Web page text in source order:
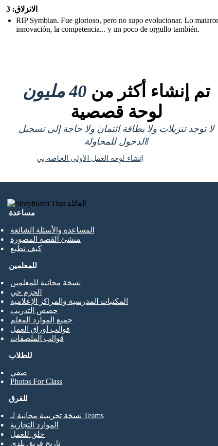
الانزلاق: 3
RIP Symbian. Fue glorioso, pero no supo evolucionar. Lo
innovación, la competencia... y un poco de orgullo también.
تم إنشاء أكثر من 40 مليون
لوحة قصصية
لا توجد تنزيلات ولا بطاقة ائتمان ولا حاجة إلى تسجيل
الدخول للمحاولة!
إنشاء لوحة العمل الأولى الخاصة بي
مساعدة
المساعدة والأسئلة الشائعة
منشئ القصة المصورة
كيف تطبع
للطلاب
صفي
Photos For Class
للمعلمين
نسخة مجانية للمعلمين
الحزم حي
المكتبات المدرسية والمراكز الإعلامية
حصص التدريب
جميع الموارد المعلم
قوالب أوراق العمل
قوالب الملصقات
للفرق
نسخة تجريبية مجانية لـ Teams
الموارد التجارية
خلق للعمل
تاريخ فريق بلدي